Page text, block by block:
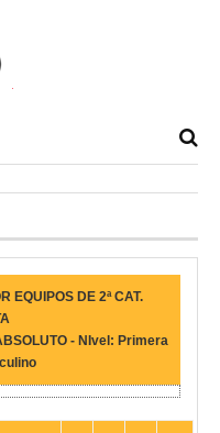
EQUIPOS DE 2ª CAT.
- NIvel: Primera